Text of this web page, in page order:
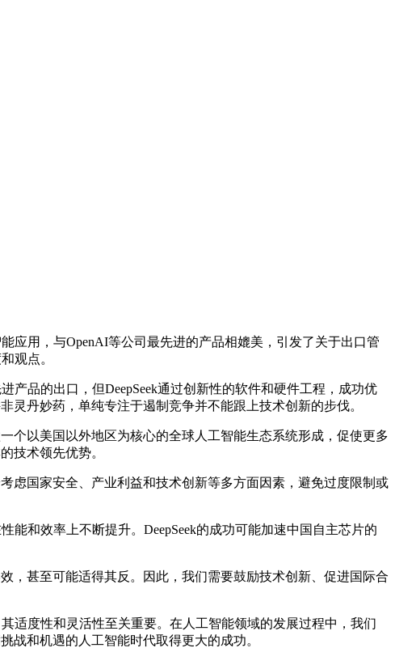
用，与OpenAI等公司最先进的产品相媲美，引发了关于出口管
观点。
品的出口，但DeepSeek通过创新性的软件和硬件工程，成功优
丹妙药，单纯专注于遏制竞争并不能跟上技术创新的步伐。
以美国以外地区为核心的全球人工智能生态系统形成，促使更多
技术领先优势。
国家安全、产业利益和技术创新等多方面因素，避免过度限制或
和效率上不断提升。DeepSeek的成功可能加速中国自主芯片的
甚至可能适得其反。因此，我们需要鼓励技术创新、促进国际合
度性和灵活性至关重要。在人工智能领域的发展过程中，我们
战和机遇的人工智能时代取得更大的成功。